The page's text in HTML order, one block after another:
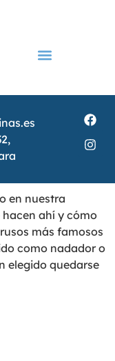
en nuestra
ahí y cómo
más famosos
como nadador o
elegido quedarse